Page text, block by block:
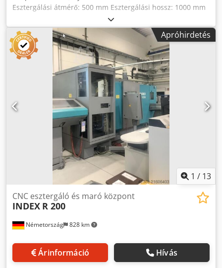
számláló Szerszámbemérő Felső részről pozícionált
alkatrész-megfogó szállítószalaggal Főorsó 1
erőszorítópofa: SMW KNCS-N 210 / 52 mm Ellenorsó
tokmány: Hainbuch Spanntop Nova Kombi Axfix 65 Cjdpfx
Afszd Su Eo Derf Robot interfész Lehmann betöltő robot
felső- és leszállító szállítószalaggal tengelyekhez Az
NZ2000 T3Y2 típus 2 orsóval és 3 revolverrel felszerelt. 2
revolver Y-tengely funkcióval és beépített marómotorral
rendelkezik, ami lehetővé teszi a 3 revolver egyidejű
munkáját. Nagy teljesítményű és nagy sebességű
megmunkálás a max. 48 hajtott szerszám kihasználásával
lehetséges. Automatikus adagolás Lehmann robot
segítségével történik, szállítószalaggal tengelyes
munkadarabokhoz. A gép karbantartását saját karbantartó
részleg illetve a Mori Seiki végezte. A gép robot nélkül is
Esztergálási átmérő: 500 mm Esztergálási hossz: 1000 mm
Vezérlés: Siemens 840 D Orsó: 42 / 28 kW
Orsófordulatszám - fokozatmentes: 31 - 4000 1/perc Orsó
nyomatéka: 345 Nm c-tengely: 360000 x 0,001° Előtolás
fokozatmentes: mm/perc Gyorsmenet: mm/perc
Revolverállomások / meghajtott: 12/12 VDI 40 Meghajtott
szerszámok fordulatszáma: 2000 1/perc Tüske átmérője: 90
mm Tüske lökete: 80 mm Csúcsbak-tüske befogása ISO: SK
30 Cjdpsyv Ha Aofx Af Dorf Csúcsbak elmozdulása: 600 mm
Meghajtott szerszámok teljesítménye: 3,5 kW Meghajtott
szerszám nyomatéka: 22,5 Nm Meghajtott szerszámtartó: 4
axiális/ 4 radiális Orsóátmérő: 66 mm Teljes
teljesítményigény: 30 kW Gépsúly kb.: 7,5 t Helyigény kb.: 8
x 3 x 4 m Tartozékok: Erőszorító tokmány Programozható
csúcsbak Forgácskihordó
Apróhirdetés
1 / 13
Németország 828 km
CNC esztergáló és maró központ
INDEX R 200
Árinformáció Hívás